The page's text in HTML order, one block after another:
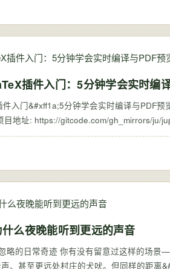
插件入门：5分钟学会实时编
入门&#xff1a;5分钟学会实时编译与PDF
么夜晚能听到更远的声音
略的日常奇迹 你有没有留意过这样的场
、甚至更远处村庄的犬吠。但同样的距